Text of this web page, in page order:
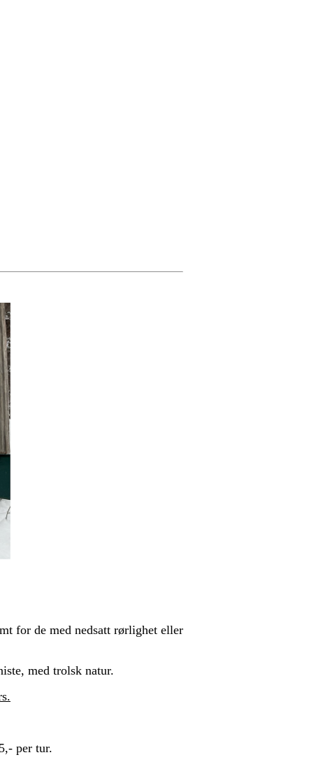
for de med nedsatt rørlighet eller
med trolsk natur.
per tur.